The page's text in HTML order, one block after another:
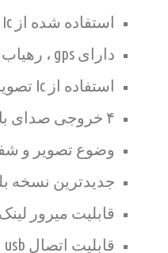
استفاده شده از Ic صدای پایونر
دارای gps ، رهیاب و ردیاب
استفاده از Ic تصویر سامسونگ
۴ خروجی صدای با کیفیت
وضوع تصویر و
جدیدترین نسخه
قابلیت میرور لینک
قابلیت اتصال usb